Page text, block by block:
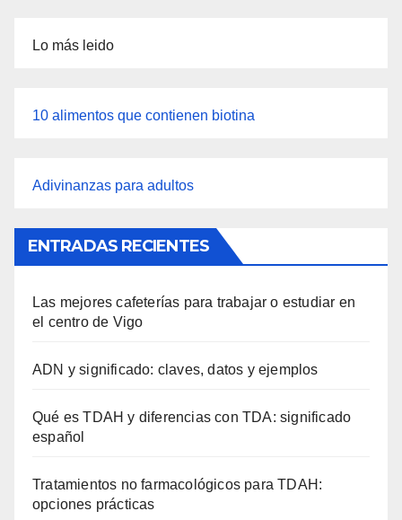
Lo más leido
10 alimentos que contienen biotina
Adivinanzas para adultos
ENTRADAS RECIENTES
Las mejores cafeterías para trabajar o estudiar en
el centro de Vigo
ADN y significado: claves, datos y ejemplos
Qué es TDAH y diferencias con TDA: significado
español
Tratamientos no farmacológicos para TDAH:
opciones prácticas